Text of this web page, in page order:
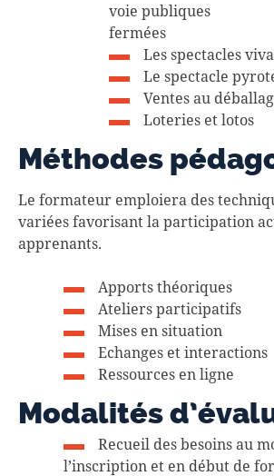
voie publiques
fermées
Les spectacles
Le spectacle
Ventes au
Loteries et lotos
Méthodes
Le formateur emploiera des
variées favorisant la participation
apprenants.
Apports théoriques
Ateliers participatifs
Mises en situation
Echanges et interactions
Ressources en ligne
Modalités
Recueil des besoins au
l’inscription et en début de